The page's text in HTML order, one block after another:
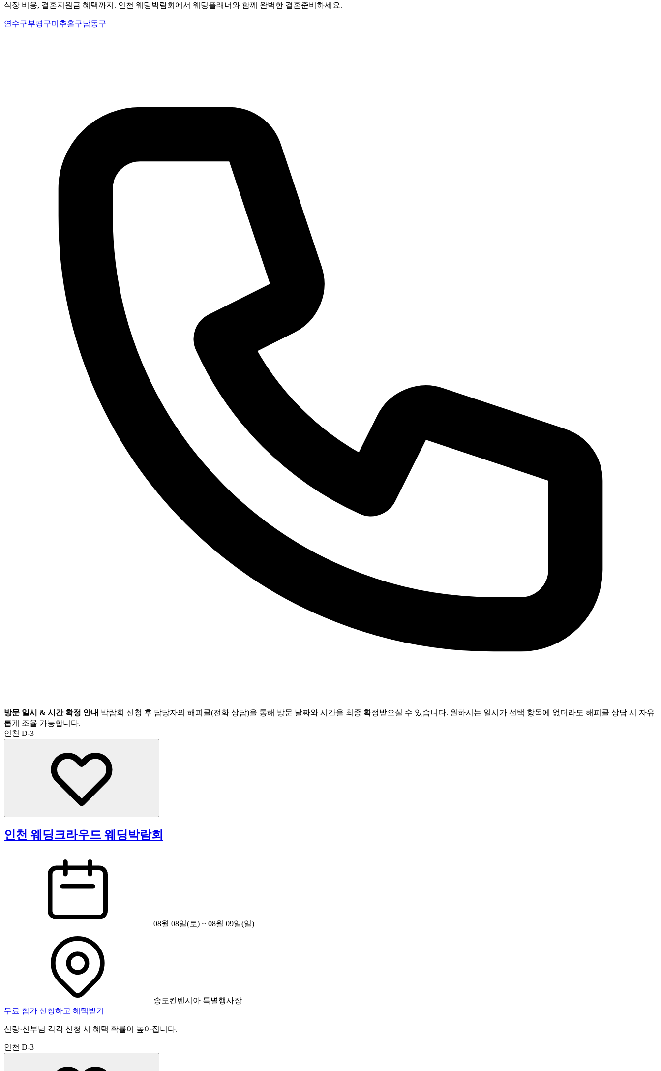
식장 비용, 결혼지원금 혜택까지. 인천 웨딩박람회에서 웨딩플래너와 함께 완벽한 결혼준비하세요.
연수구부평구미추홀구남동구
방문 일시 & 시간 확정 안내 박람회 신청 후 담당자의 해피콜(전화 상담)을 통해 방문 날짜와 시간을 최종 확정받으실 수 있습니다. 원하시는 일시가 선택 항목에 없더라도 해피콜 상담 시 자유
롭게 조율 가능합니다.
인천 D-3
인천 웨딩크라우드 웨딩박람회
08월 08일(토) ~ 08월 09일(일)
송도컨벤시아 특별행사장
무료 참가 신청하고 혜택받기
신랑·신부님 각각 신청 시 혜택 확률이 높아집니다.
인천 D-3